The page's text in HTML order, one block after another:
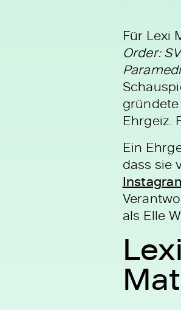
Für Lexi
Order:
Ehrgeiz.
Ein
dass sie
als Elle